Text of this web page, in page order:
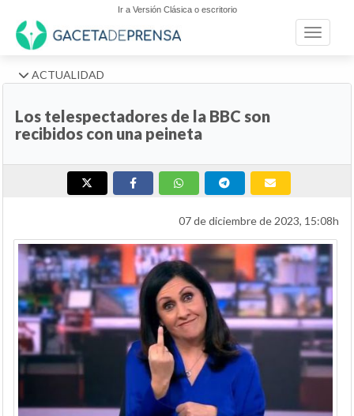
Ir a Versión Clásica o escritorio
Toggle
ACTUALIDAD
Los telespectadores de la BBC son
recibidos con una peineta
07 de diciembre de 2023, 15:08h